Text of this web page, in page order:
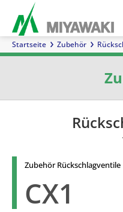
Startseite Zubehör
Zubehör Rückschlagventile
CX1